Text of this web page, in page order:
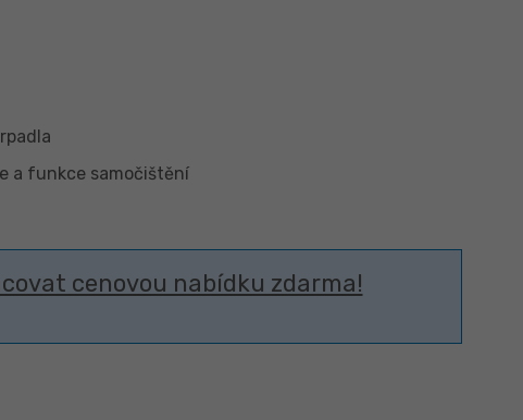
a funkce samočištění
cenovou nabídku zdarma!